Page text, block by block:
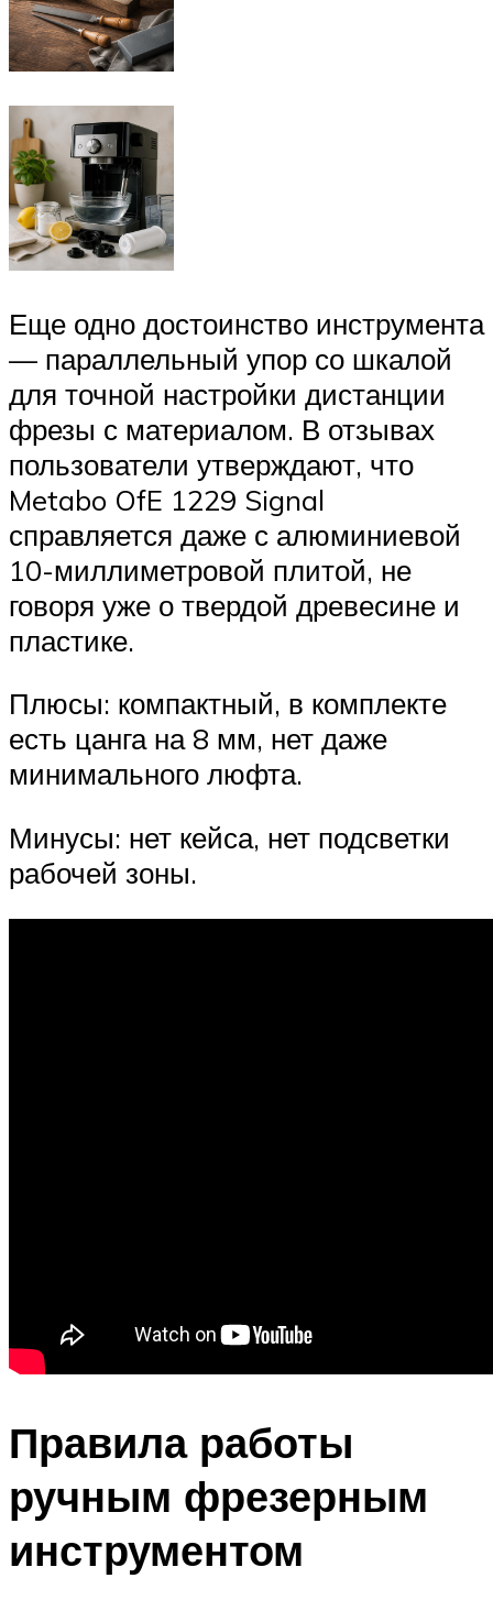
Еще одно достоинство инструмента
— параллельный упор со шкалой
для точной настройки дистанции
фрезы с материалом. В отзывах
пользователи утверждают, что
Metabo OfE 1229 Signal
справляется даже с алюминиевой
10-миллиметровой плитой, не
говоря уже о твердой древесине и
пластике.
Плюсы: компактный, в комплекте
есть цанга на 8 мм, нет даже
минимального люфта.
Минусы: нет кейса, нет подсветки
рабочей зоны.
Правила работы
ручным фрезерным
инструментом